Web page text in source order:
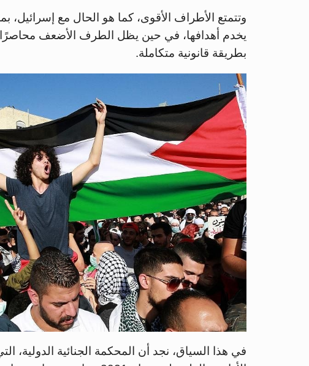
وتتمتع الأطراف الأقوى، كما هو الحال مع إسرائيل،
يخدم أهدافها، في حين يظل الطرف الأضعف محاصرًا
بطريقة قانونية متكاملة.
في هذا السياق، نجد أن المحكمة الجنائية الدولية،